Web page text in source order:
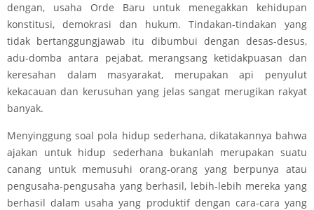
dengan, usaha Orde Baru untuk menegakkan kehidupan
konstitusi, demokrasi dan hukum. Tindakan-tindakan yang
tidak bertanggungjawab itu dibumbui dengan desas-desus,
adu-domba antara pejabat, merangsang ketidakpuasan dan
keresahan dalam masyarakat, merupakan api penyulut
kekacauan dan kerusuhan yang jelas sangat merugikan rakyat
banyak.
Menyinggung soal pola hidup sederhana, dikatakannya bahwa
ajakan untuk hidup sederhana bukanlah merupakan suatu
canang untuk memusuhi orang-orang yang berpunya atau
pengusaha-pengusaha yang berhasil, lebih-lebih mereka yang
berhasil dalam usaha yang produktif dengan cara-cara yang